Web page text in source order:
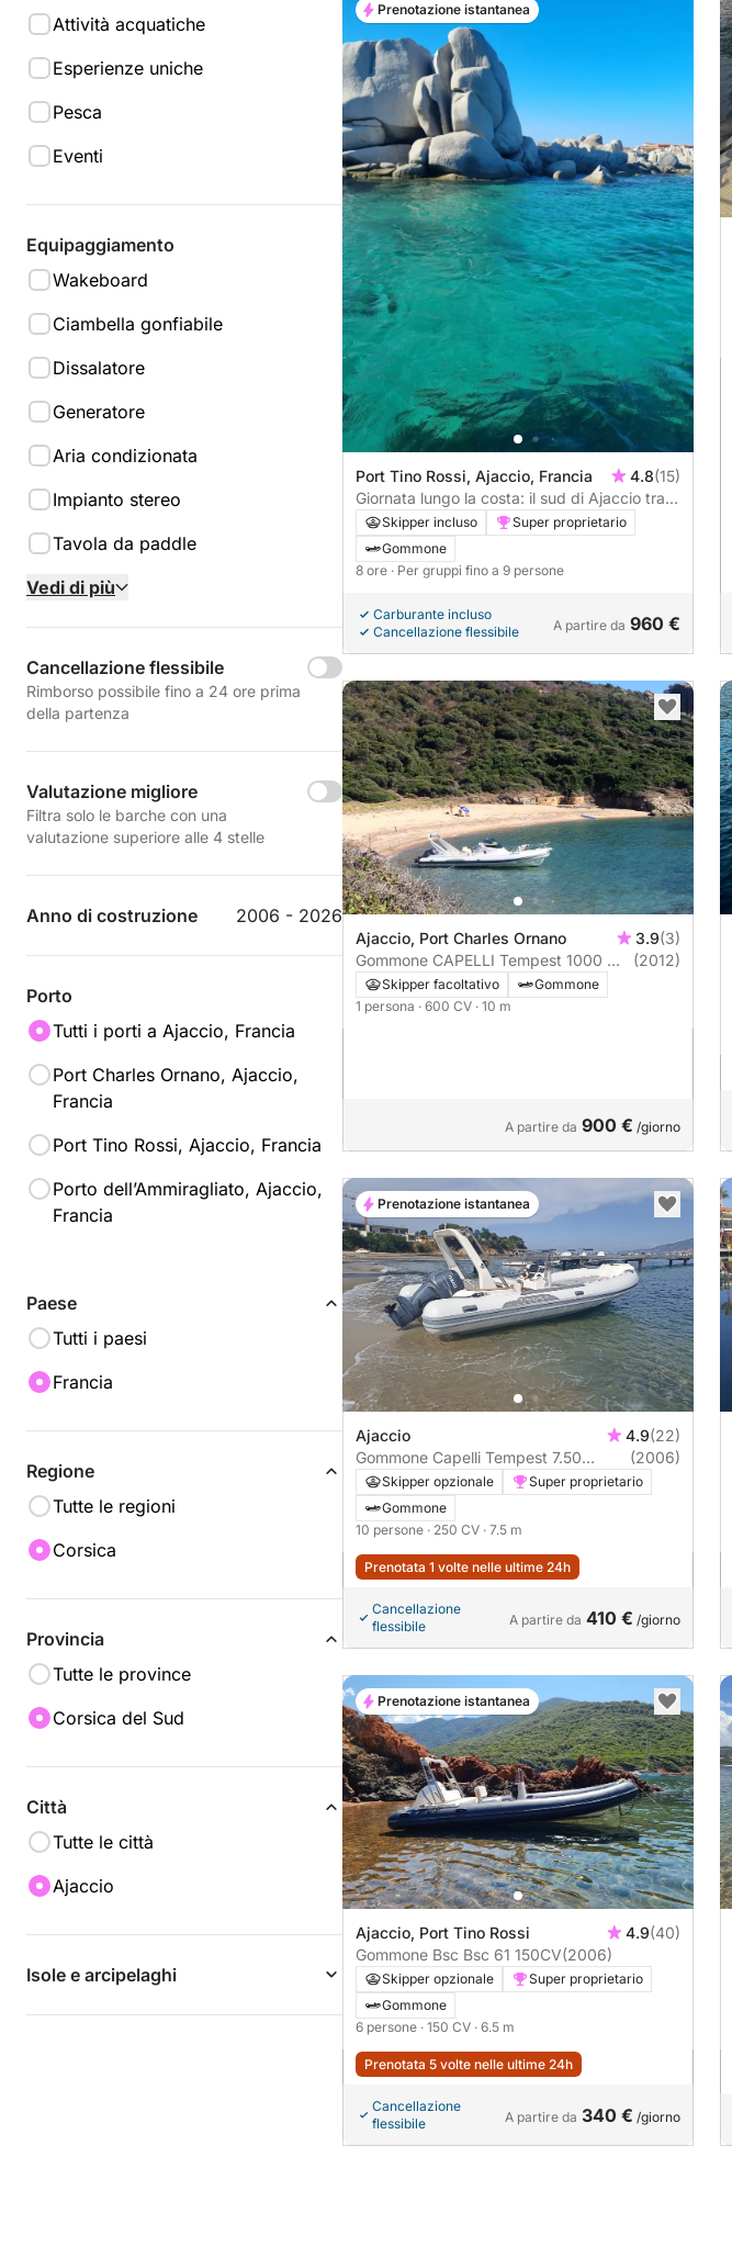
Attività acquatiche
Esperienze uniche
Pesca
Eventi
Equipaggiamento
Wakeboard
Ciambella gonfiabile
Dissalatore
Generatore
Aria condizionata
Impianto stereo
Tavola da paddle
Vedi di più
Cancellazione flessibile
Rimborso possibile fino a 24 ore prima
della partenza
Valutazione migliore
Filtra solo le barche con una
valutazione superiore alle 4 stelle
Anno di costruzione 2006 - 2026
Porto
Tutti i porti a Ajaccio, Francia
Port Charles Ornano, Ajaccio,
Francia
Port Tino Rossi, Ajaccio, Francia
Porto dell’Ammiragliato, Ajaccio,
Francia
Paese
Tutti i paesi
Francia
Regione
Tutte le regioni
Corsica
Provincia
Tutte le province
Corsica del Sud
Città
Tutte le città
Ajaccio
Isole e arcipelaghi
Port Tino Rossi, Ajaccio, Francia 4.8(15)
Giornata lungo la costa: il sud di Ajaccio tra
mare e macchia mediterranea
Skipper incluso
Super proprietario
Gommone
8 ore · Per gruppi fino a 9 persone
Carburante incluso
Cancellazione flessibile
A partire da 960 €
Prenotazione istantanea
Ajaccio, Port Charles Ornano 3.9(3)
Gommone CAPELLI Tempest 1000 WA
600CV
(2012)
Skipper facoltativo
Gommone
1 persona · 600 CV · 10 m
A partire da 900 € /giorno
Ajaccio 4.9(22)
Gommone Capelli Tempest 7.50
250CV
(2006)
Skipper opzionale
Super proprietario
Gommone
10 persone · 250 CV · 7.5 m
Prenotata 1 volte nelle ultime 24h
Cancellazione
flessibile
A partire da 410 € /giorno
Prenotazione istantanea
Ajaccio, Port Tino Rossi 4.9(40)
Gommone Bsc Bsc 61 150CV(2006)
Skipper opzionale
Super proprietario
Gommone
6 persone · 150 CV · 6.5 m
Prenotata 5 volte nelle ultime 24h
Cancellazione
flessibile
A partire da 340 € /giorno
Prenotazione istantanea